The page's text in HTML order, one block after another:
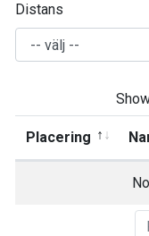
Distans
Placering